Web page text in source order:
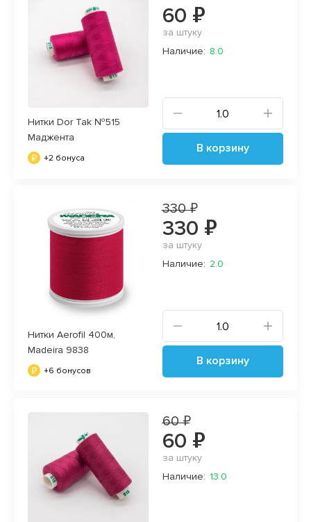
Нитки Dor Tak №515
Маджента
+2 бонуса
60 ₽
за штуку
Наличие: 8.0
В корзину
Нитки Aerofil 400м,
Madeira 9838
+6 бонусов
330 ₽
330 ₽
за штуку
Наличие: 2.0
В корзину
60 ₽
60 ₽
за штуку
Наличие: 13.0